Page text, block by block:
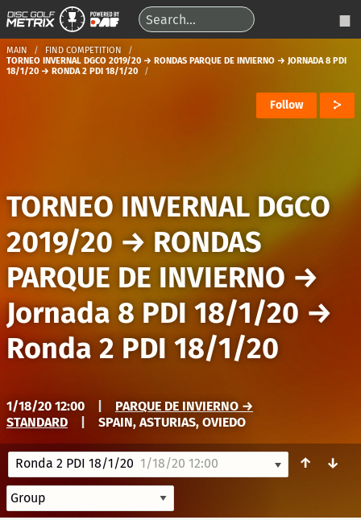
MAIN
FIND COMPETITION
TORNEO INVERNAL DGCO 2019/20 → RONDAS PARQUE DE INVIERNO → JORNADA 8 PDI
18/1/20 → RONDA 2 PDI 18/1/20
Follow
TORNEO INVERNAL DGCO
2019/20 → RONDAS
PARQUE DE INVIERNO →
Jornada 8 PDI 18/1/20 →
Ronda 2 PDI 18/1/20
1/18/20 12:00
PARQUE DE INVIERNO →
STANDARD
SPAIN, ASTURIAS, OVIEDO
Ronda 2 PDI 18/1/20 1/18/20 12:00 ↑ ↓